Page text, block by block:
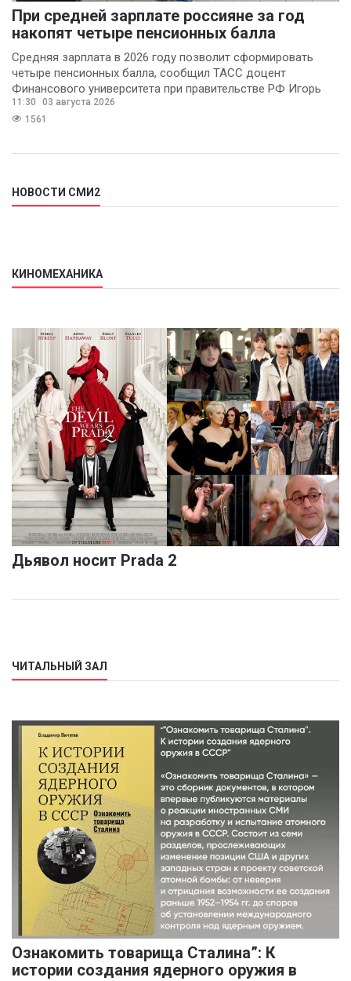
При средней зарплате россияне за год
накопят четыре пенсионных балла
Средняя зарплата в 2026 году позволит сформировать
четыре пенсионных балла, сообщил ТАСС доцент
Финансового университета при правительстве РФ Игорь
Балынин.
11:30
03 августа 2026
1561
НОВОСТИ СМИ2
КИНОМЕХАНИКА
Дьявол носит Prada 2
ЧИТАЛЬНЫЙ ЗАЛ
Ознакомить товарища Сталина”: К
истории создания ядерного оружия в